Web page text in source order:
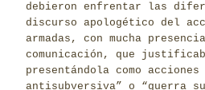
debieron enfrentar las
discurso apologético del
armadas, con mucha
comunicación, que
presentándola como
antisubversiva” o “guerra